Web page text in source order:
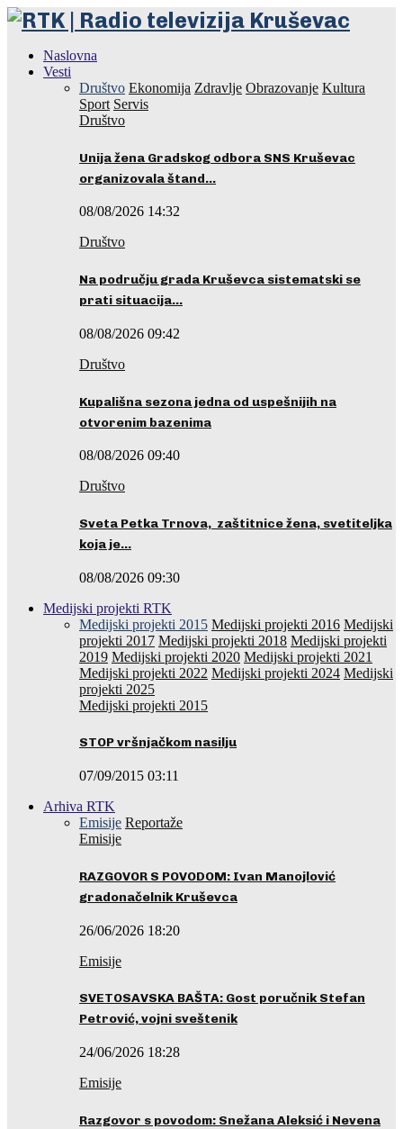
Naslovna
Vesti
Društvo Ekonomija Zdravlje Obrazovanje Kultura
Sport Servis
Društvo
Unija žena Gradskog odbora SNS Kruševac
organizovala štand…
08/08/2026 14:32
Društvo
Na području grada Kruševca sistematski se
prati situacija…
08/08/2026 09:42
Društvo
Kupališna sezona jedna od uspešnijih na
otvorenim bazenima
08/08/2026 09:40
Društvo
Sveta Petka Trnova, zaštitnice žena, svetiteljka
koja je…
08/08/2026 09:30
Medijski projekti RTK
Medijski projekti 2015 Medijski projekti 2016 Medijski
projekti 2017 Medijski projekti 2018 Medijski projekti
2019 Medijski projekti 2020 Medijski projekti 2021
Medijski projekti 2022 Medijski projekti 2024 Medijski
projekti 2025
Medijski projekti 2015
STOP vršnjačkom nasilju
07/09/2015 03:11
Arhiva RTK
Emisije Reportaže
Emisije
RAZGOVOR S POVODOM: Ivan Manojlović
gradonačelnik Kruševca
26/06/2026 18:20
Emisije
SVETOSAVSKA BAŠTA: Gost poručnik Stefan
Petrović, vojni sveštenik
24/06/2026 18:28
Emisije
Razgovor s povodom: Snežana Aleksić i Nevena